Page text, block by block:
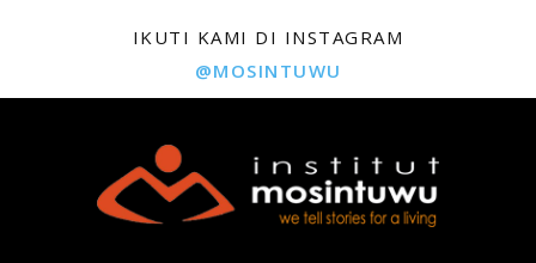
IKUTI KAMI DI INSTAGRAM
@MOSINTUWU